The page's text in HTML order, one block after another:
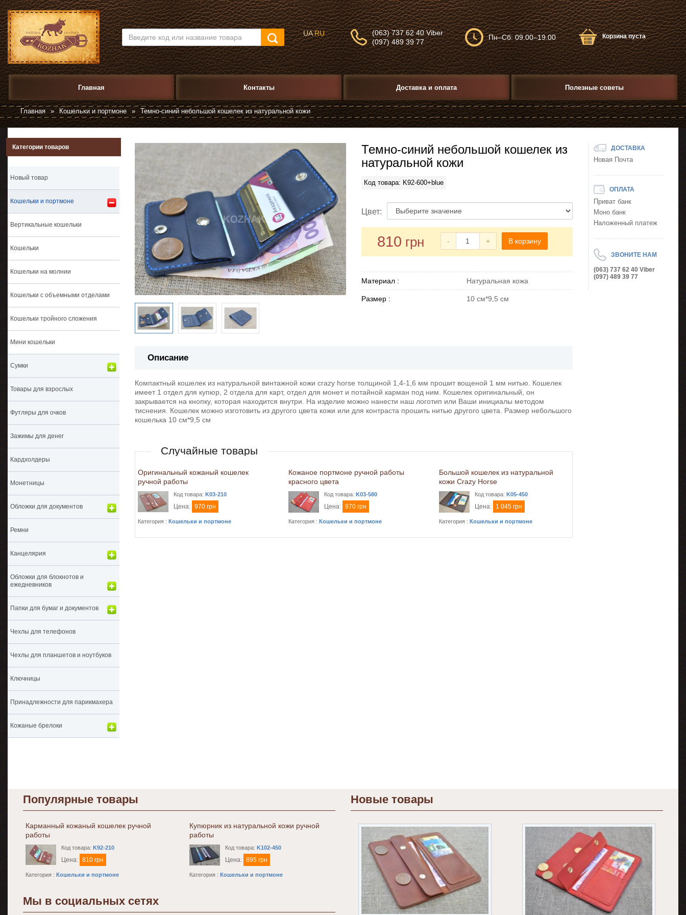
(063) 737 62 40 Viber
(097) 489 39 77
Пн–Сб: 09.00–19.00 Корзина пуста
UA RU
Главная Контакты Доставка и оплата Полезные советы
Главная » Кошельки и портмоне » Темно-синий небольшой кошелек из натуральной кожи
Категории товаров
Новый товар
Кошельки и портмоне
Вертикальные кошельки
Кошельки
Кошельки на молнии
Кошельки с объемными отделами
Кошельки тройного сложения
Мини кошельки
Сумки
Товары для взрослых
Футляры для очков
Зажимы для денег
Кардхолдеры
Монетницы
Обложки для документов
Ремни
Канцелярия
Обложки для блокнотов и
ежедневников
Папки для бумаг и документов
Чехлы для телефонов
Чехлы для планшетов и ноутбуков
Ключницы
Принадлежности для парикмахера
Кожаные брелоки
Темно-синий небольшой кошелек из
натуральной кожи
Код товара: K92-600+blue
Цвет:
810 грн - + В корзину
Материал : Натуральная кожа
Размер : 10 см*9,5 см
Описание
Компактный кошелек из натуральной винтажной кожи crazy horse толщиной 1,4-1,6 мм прошит вощеной 1 мм нитью. Кошелек
имеет 1 отдел для купюр, 2 отдела для карт, отдел для монет и потайной карман под ним. Кошелек оригинальный, он
закрывается на кнопку, которая находится внутри. На изделие можно нанести наш логотип или Ваши инициалы методом
тиснения. Кошелек можно изготовить из другого цвета кожи или для контраста прошить нитью другого цвета. Размер небольшого
кошелька 10 см*9,5 см
Случайные товары
Оригинальный кожаный кошелек
ручной работы
Код товара: K03-210
Цена: 970 грн
Категория : Кошельки и портмоне
Кожаное портмоне ручной работы
красного цвета
Код товара:K03-580
Цена: 970 грн
Категория :Кошельки и портмоне
Большой кошелек из натуральной
кожи Сrazy Horse
Код товара:K05-450
Цена: 1 045 грн
Категория :Кошельки и портмоне
ДОСТАВКА
Новая Почта
ОПЛАТА
Приват банк
Моно банк
Наложенный платеж
ЗВОНИТЕ НАМ
(063) 737 62 40 Viber
(097) 489 39 77
Популярные товары
Карманный кожаный кошелек ручной
работы
Код товара: K92-210
Цена: 810 грн
Категория : Кошельки и портмоне
Купюрник из натуральной кожи ручной
работы
Код товара: K102-450
Цена: 895 грн
Категория : Кошельки и портмоне
Мы в социальных сетях
Новые товары